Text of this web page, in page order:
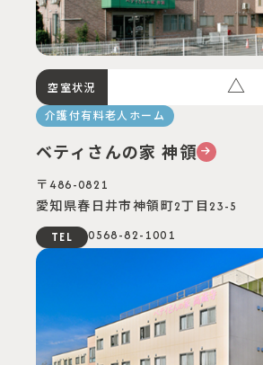
介護付有料老人ホーム
ベティさんの家 神領
〒486-0821
愛知県春日井市神領町2丁目23-5
TEL
0568-82-1001
空室状況 △